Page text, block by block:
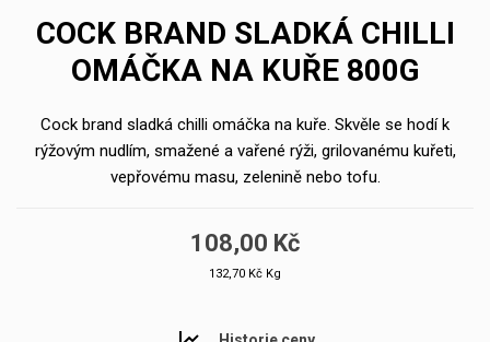
COCK BRAND SLADKÁ CHILLI
OMÁČKA NA KUŘE 800G
Cock brand sladká chilli omáčka na kuře. Skvěle se hodí k
rýžovým nudlím, smažené a vařené rýži, grilovanému kuřeti,
vepřovému masu, zelenině nebo tofu.
108,00 Kč
132,70 Kč Kg